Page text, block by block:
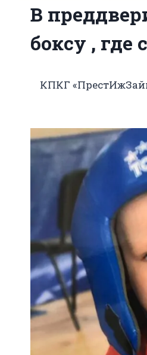
В
боксу ,
КПКГ